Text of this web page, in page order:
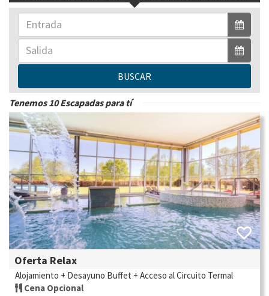
sódicas, y fluoradas, indicadas en procesosreumatológicos,
dermatológicos, respiratorios. Manan entre 16ºC y 24,5ºC.
Situación:Lg. Os Baños, s/n. 27430 Pantón. Ribeira Sacra.
Lugo.
105
BUSCAR
Tenemos 10 Escapadas para tí
Oferta Relax
Alojamiento + Desayuno Buffet + Acceso al Circuito Termal
Cena Opcional